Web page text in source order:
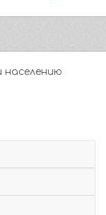
населению